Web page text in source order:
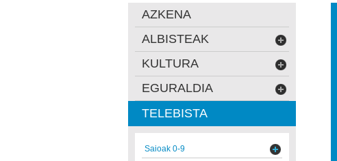
AZKENA
ALBISTEAK
KULTURA
EGURALDIA
TELEBISTA
Saioak 0-9